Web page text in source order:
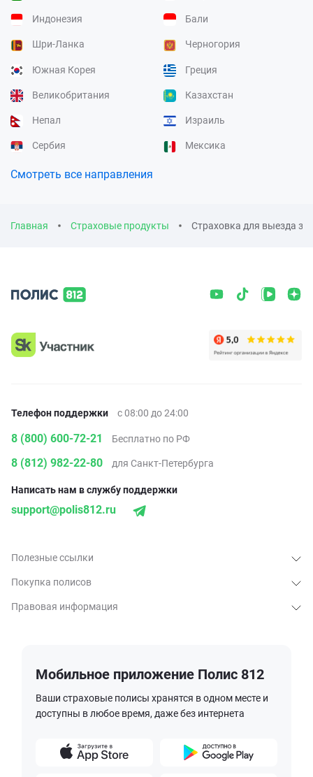
Индонезия Бали
Шри-Ланка Черногория
Южная Корея Греция
Великобритания Казахстан
Непал Израиль
Сербия Мексика
Смотреть все направления
Главная Страховые продукты Страховка для выезда за
Полезные ссылки
Покупка полисов
Правовая информация
Телефон поддержки с 08:00 до 24:00
8 (800) 600-72-21 Бесплатно по РФ
8 (812) 982-22-80 для Санкт-Петербурга
Написать нам в службу поддержки
support@polis812.ru
Мобильное приложение Полис 812
Ваши страховые полисы хранятся в одном месте и
доступны в любое время, даже без интернета